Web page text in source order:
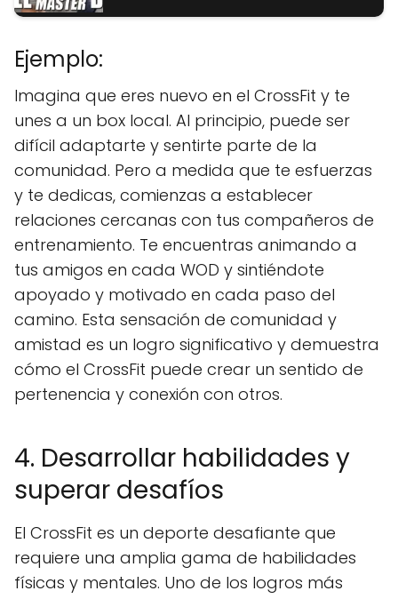
Ejemplo:
Imagina que eres nuevo en el CrossFit y te
unes a un box local. Al principio, puede ser
difícil adaptarte y sentirte parte de la
comunidad. Pero a medida que te esfuerzas
y te dedicas, comienzas a establecer
relaciones cercanas con tus compañeros de
entrenamiento. Te encuentras animando a
tus amigos en cada WOD y sintiéndote
apoyado y motivado en cada paso del
camino. Esta sensación de comunidad y
amistad es un logro significativo y demuestra
cómo el CrossFit puede crear un sentido de
pertenencia y conexión con otros.
4. Desarrollar habilidades y
superar desafíos
El CrossFit es un deporte desafiante que
requiere una amplia gama de habilidades
físicas y mentales. Uno de los logros más